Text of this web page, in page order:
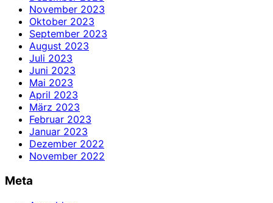
November 2023
Oktober 2023
September 2023
August 2023
Juli 2023
Juni 2023
Mai 2023
April 2023
März 2023
Februar 2023
Januar 2023
Dezember 2022
November 2022
Meta